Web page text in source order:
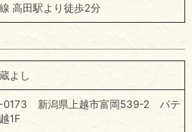
高田駅より徒歩2分
よし
0173 新潟県上越市富岡539-2 パテ
1F